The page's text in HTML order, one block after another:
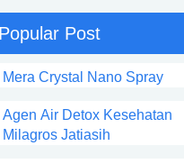
Popular Post
Mera Crystal Nano Spray
Agen Air Detox Kesehatan
Milagros Jatiasih